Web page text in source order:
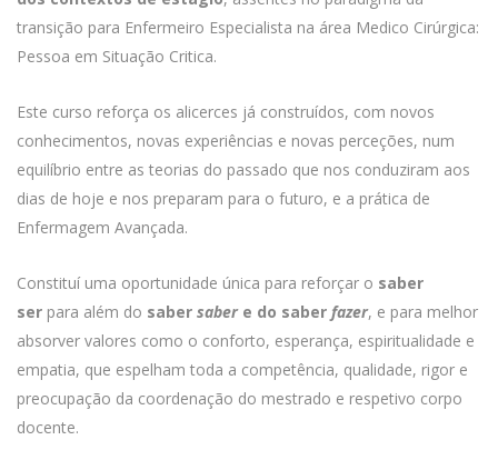
transição para Enfermeiro Especialista na área Medico Cirúrgica:
Pessoa em Situação Critica.
Este curso reforça os alicerces já construídos, com novos
conhecimentos, novas experiências e novas perceções, num
equilíbrio entre as teorias do passado que nos conduziram aos
dias de hoje e nos preparam para o futuro, e a prática de
Enfermagem Avançada.
Constituí uma oportunidade única para reforçar o saber
ser para além do saber saber e do saber fazer, e para melhor
absorver valores como o conforto, esperança, espiritualidade e
empatia, que espelham toda a competência, qualidade, rigor e
preocupação da coordenação do mestrado e respetivo corpo
docente.